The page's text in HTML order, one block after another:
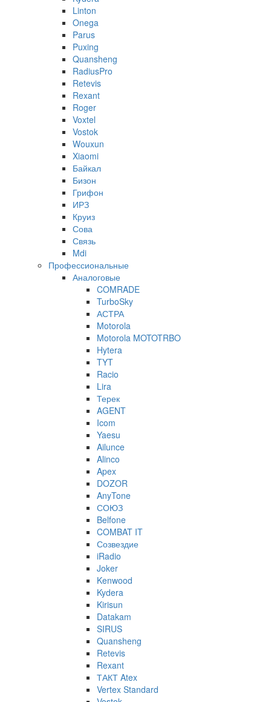
Linton
Onega
Parus
Puxing
Quansheng
RadiusPro
Retevis
Rexant
Roger
Voxtel
Vostok
Wouxun
Xiaomi
Байкал
Бизон
Грифон
ИРЗ
Круиз
Сова
Связь
Mdi
Профессиональные
Аналоговые
COMRADE
TurboSky
АСТРА
Motorola
Motorola MOTOTRBO
Hytera
TYT
Racio
Lira
Терек
AGENT
Icom
Yaesu
Ailunce
Alinco
Apex
DOZOR
AnyTone
СОЮЗ
Belfone
COMBAT IT
Созвездие
iRadio
Joker
Kenwood
Kydera
Kirisun
Datakam
SIRUS
Quansheng
Retevis
Rexant
ТАКТ Atex
Vertex Standard